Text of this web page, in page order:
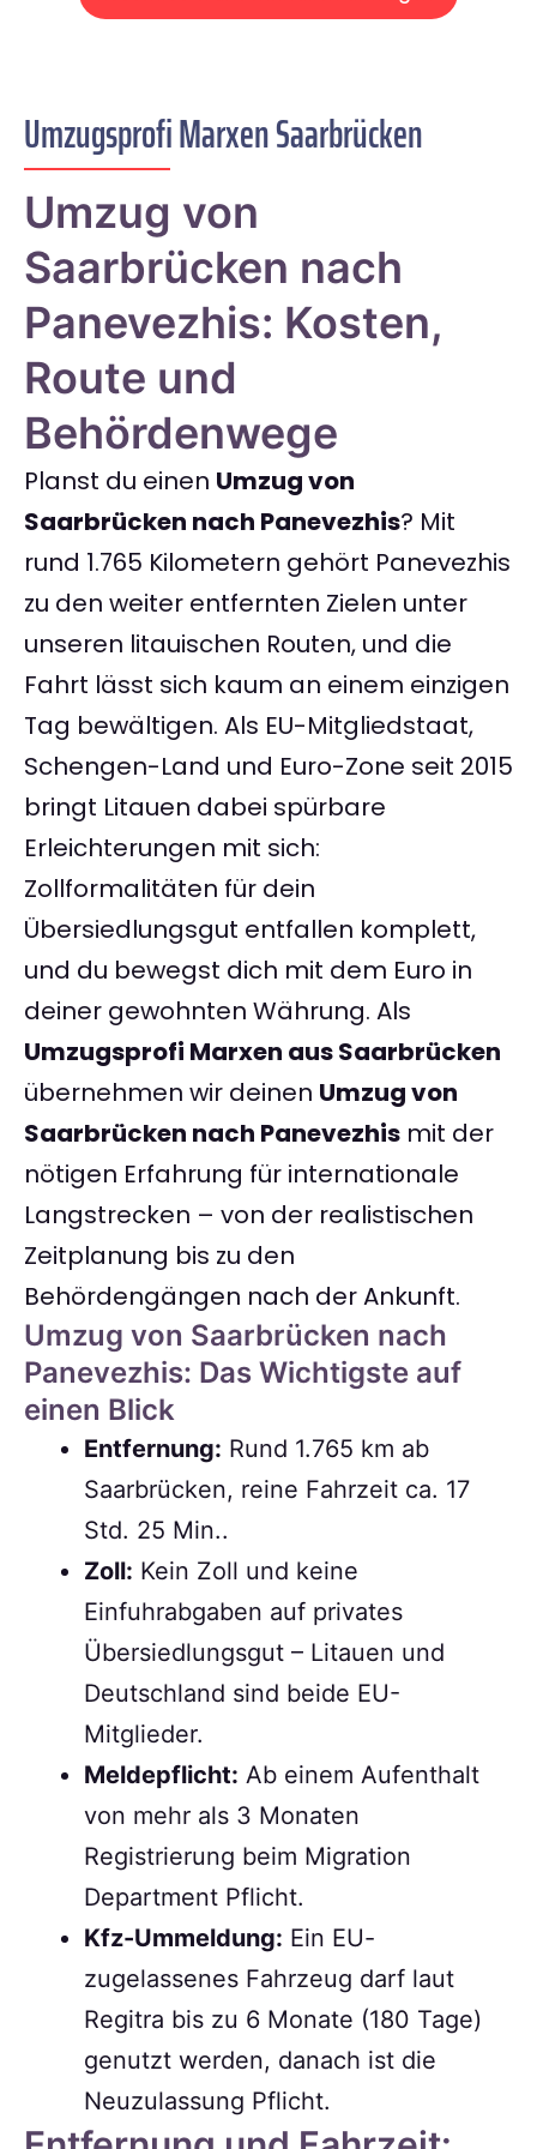
Umzugsprofi Marxen Saarbrücken
Umzug von
Saarbrücken nach
Panevezhis: Kosten,
Route und
Behördenwege
Planst du einen Umzug von
Saarbrücken nach Panevezhis? Mit
rund 1.765 Kilometern gehört Panevezhis
zu den weiter entfernten Zielen unter
unseren litauischen Routen, und die
Fahrt lässt sich kaum an einem einzigen
Tag bewältigen. Als EU-Mitgliedstaat,
Schengen-Land und Euro-Zone seit 2015
bringt Litauen dabei spürbare
Erleichterungen mit sich:
Zollformalitäten für dein
Übersiedlungsgut entfallen komplett,
und du bewegst dich mit dem Euro in
deiner gewohnten Währung. Als
Umzugsprofi Marxen aus Saarbrücken
übernehmen wir deinen Umzug von
Saarbrücken nach Panevezhis mit der
nötigen Erfahrung für internationale
Langstrecken – von der realistischen
Zeitplanung bis zu den
Behördengängen nach der Ankunft.
Umzug von Saarbrücken nach
Panevezhis: Das Wichtigste auf
einen Blick
Entfernung: Rund 1.765 km ab
Saarbrücken, reine Fahrzeit ca. 17
Std. 25 Min..
Zoll: Kein Zoll und keine
Einfuhrabgaben auf privates
Übersiedlungsgut – Litauen und
Deutschland sind beide EU-
Mitglieder.
Meldepflicht: Ab einem Aufenthalt
von mehr als 3 Monaten
Registrierung beim Migration
Department Pflicht.
Kfz-Ummeldung: Ein EU-
zugelassenes Fahrzeug darf laut
Regitra bis zu 6 Monate (180 Tage)
genutzt werden, danach ist die
Neuzulassung Pflicht.